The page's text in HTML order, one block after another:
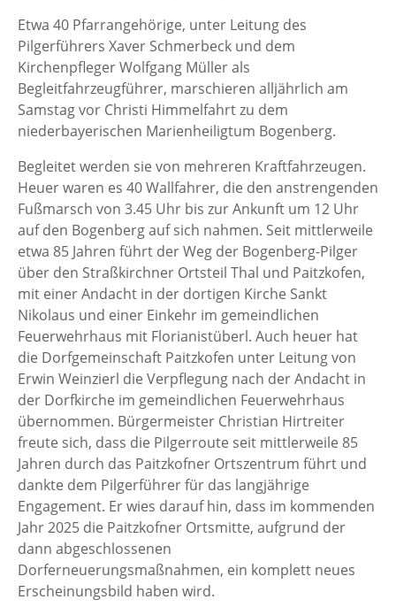
Etwa 40 Pfarrangehörige, unter Leitung des
Pilgerführers Xaver Schmerbeck und dem
Kirchenpfleger Wolfgang Müller als
Begleitfahrzeugführer, marschieren alljährlich am
Samstag vor Christi Himmelfahrt zu dem
niederbayerischen Marienheiligtum Bogenberg.
Begleitet werden sie von mehreren Kraftfahrzeugen.
Heuer waren es 40 Wallfahrer, die den anstrengenden
Fußmarsch von 3.45 Uhr bis zur Ankunft um 12 Uhr
auf den Bogenberg auf sich nahmen. Seit mittlerweile
etwa 85 Jahren führt der Weg der Bogenberg-Pilger
über den Straßkirchner Ortsteil Thal und Paitzkofen,
mit einer Andacht in der dortigen Kirche Sankt
Nikolaus und einer Einkehr im gemeindlichen
Feuerwehrhaus mit Florianistüberl. Auch heuer hat
die Dorfgemeinschaft Paitzkofen unter Leitung von
Erwin Weinzierl die Verpflegung nach der Andacht in
der Dorfkirche im gemeindlichen Feuerwehrhaus
übernommen. Bürgermeister Christian Hirtreiter
freute sich, dass die Pilgerroute seit mittlerweile 85
Jahren durch das Paitzkofner Ortszentrum führt und
dankte dem Pilgerführer für das langjährige
Engagement. Er wies darauf hin, dass im kommenden
Jahr 2025 die Paitzkofner Ortsmitte, aufgrund der
dann abgeschlossenen
Dorferneuerungsmaßnahmen, ein komplett neues
Erscheinungsbild haben wird.